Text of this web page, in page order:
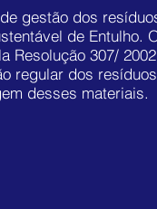
gestão dos
de
Resolução 307/
regular dos
desses materiais.